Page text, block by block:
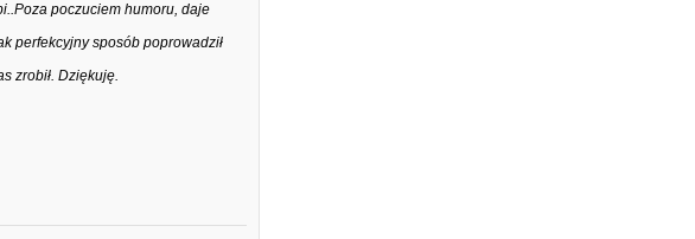
poczuciem humoru, daje
perfekcyjny sposób poprowadził
zrobił. Dziękuję.